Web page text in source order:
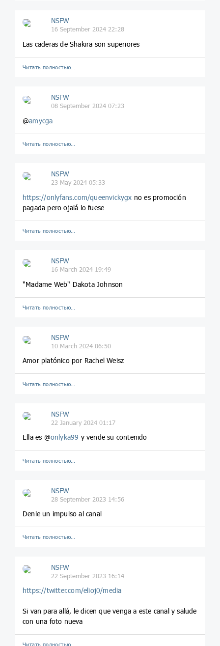
NSFW
16 September 2024 22:28
Las caderas de Shakira son superiores
Читать полностью…
NSFW
08 September 2024 07:23
@amycga
Читать полностью…
NSFW
23 May 2024 05:33
https://onlyfans.com/queenvickygx no es promoción
pagada pero ojalá lo fuese
Читать полностью…
NSFW
16 March 2024 19:49
"Madame Web" Dakota Johnson
Читать полностью…
NSFW
10 March 2024 06:50
Amor platónico por Rachel Weisz
Читать полностью…
NSFW
22 January 2024 01:17
Ella es @onlyka99 y vende su contenido
Читать полностью…
NSFW
28 September 2023 14:56
Denle un impulso al canal
Читать полностью…
NSFW
22 September 2023 16:14
https://twitter.com/elioj0/media
Si van para allá, le dicen que venga a este canal y salude
con una foto nueva
Читать полностью…